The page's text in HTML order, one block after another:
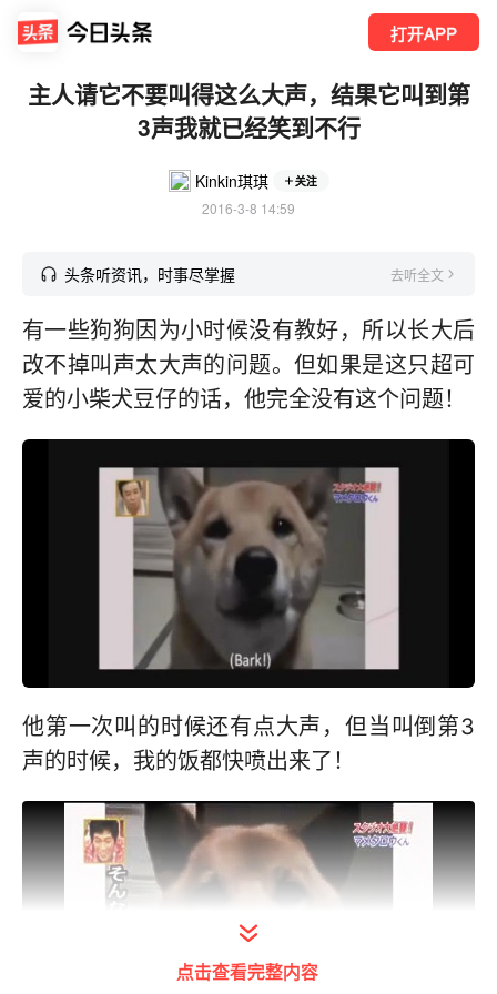
打开APP
主人请它不要叫得这么大声，结果它叫到第
3声我就已经笑到不行
Kinkin琪琪 关注
2016-3-8 14:59
头条听资讯，时事尽掌握 去听全文
有一些狗狗因为小时候没有教好，所以长大后
改不掉叫声太大声的问题。但如果是这只超可
爱的小柴犬豆仔的话，他完全没有这个问题！
他第一次叫的时候还有点大声，但当叫倒第3
声的时候，我的饭都快喷出来了！
点击查看完整内容